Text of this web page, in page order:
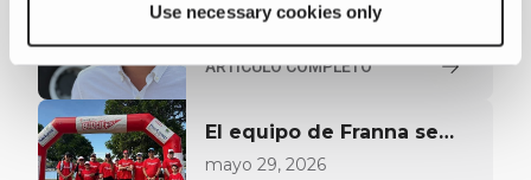
Use necessary cookies only
Largillier para impulsar el
crecimiento en
Norteamérica
junio 30, 2026
ARTÍCULO COMPLETO
El equipo de Franna se
vuelca con YoungCare
mayo 29, 2026